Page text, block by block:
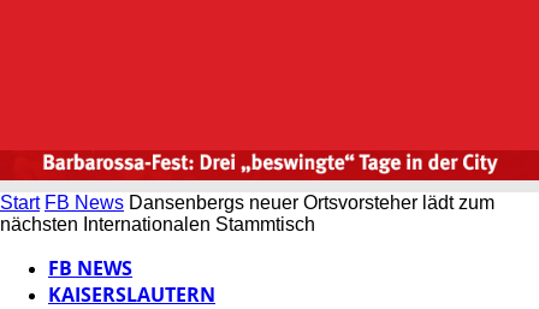
Start FB News Dansenbergs neuer Ortsvorsteher lädt zum
nächsten Internationalen Stammtisch
FB NEWS
KAISERSLAUTERN